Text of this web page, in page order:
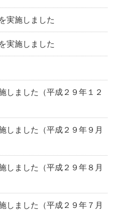
実施しました
実施しました
しました（平成２９年１２
しました（平成２９年９月
しました（平成２９年８月
しました（平成２９年７月